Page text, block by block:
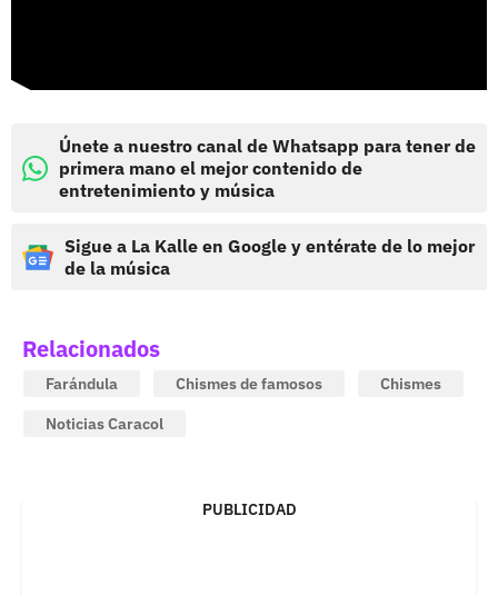
Únete a nuestro canal de Whatsapp para tener de
primera mano el mejor contenido de
entretenimiento y música
Sigue a La Kalle en Google y entérate de lo mejor
de la música
Relacionados
Farándula Chismes de famosos
Chismes
Noticias Caracol
PUBLICIDAD